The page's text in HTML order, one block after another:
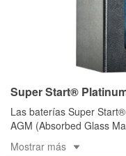
Super Start®
Las baterías Super
AGM (Absorbed Glass
Mostrar más